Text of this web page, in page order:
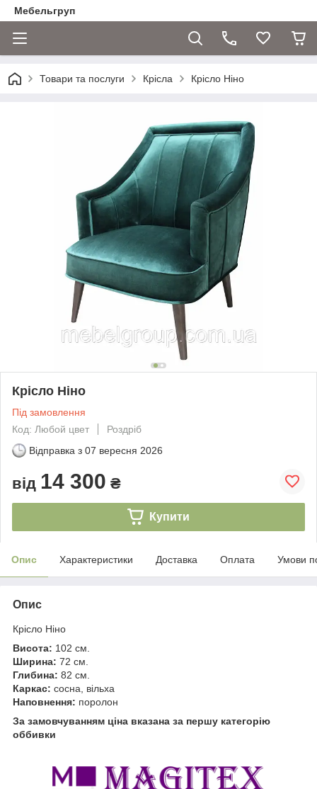
Мебельгруп
Товари та послуги Крісла Крісло Ніно
Крісло Ніно
Під замовлення
Код: Любой цвет
Роздріб
Відправка з 07 вересня 2026
від 14 300 ₴
Купити
Опис Характеристики Доставка Оплата Умови
Опис
Крісло Ніно
Висота: 102 см.
Ширина: 72 см.
Глибина: 82 см.
Каркас: сосна, вільха
Наповнення: поролон
За замовчуванням ціна вказана за першу категорію
оббивки